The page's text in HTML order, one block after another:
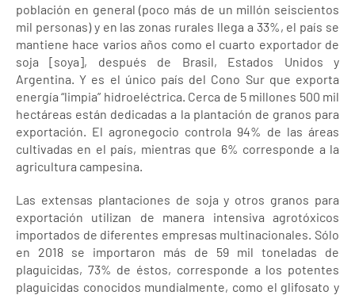
población en general (poco más de un millón seiscientos
mil personas) y en las zonas rurales llega a 33%, el país se
mantiene hace varios años como el cuarto exportador de
soja [soya], después de Brasil, Estados Unidos y
Argentina. Y es el único país del Cono Sur que exporta
energía “limpia” hidroeléctrica. Cerca de 5 millones 500 mil
hectáreas están dedicadas a la plantación de granos para
exportación. El agronegocio controla 94% de las áreas
cultivadas en el país, mientras que 6% corresponde a la
agricultura campesina.
Las extensas plantaciones de soja y otros granos para
exportación utilizan de manera intensiva agrotóxicos
importados de diferentes empresas multinacionales. Sólo
en 2018 se importaron más de 59 mil toneladas de
plaguicidas, 73% de éstos, corresponde a los potentes
plaguicidas conocidos mundialmente, como el glifosato y